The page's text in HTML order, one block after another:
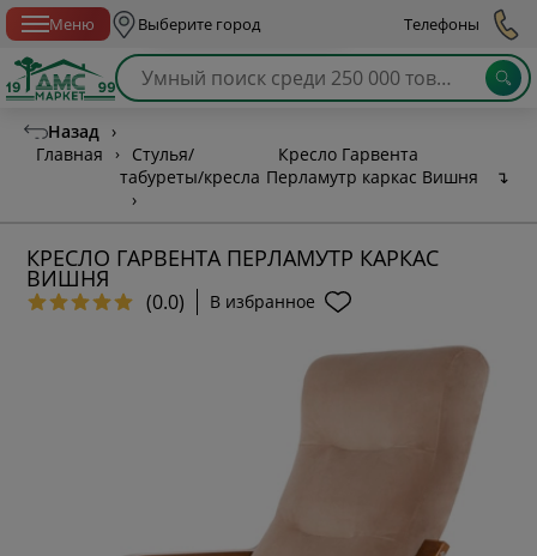
Меню Выберите город Телефоны
Назад ›
Главная
›
Стулья/
табуреты/кресла
›
Кресло Гарвента
Перламутр каркас Вишня
↴
КРЕСЛО ГАРВЕНТА ПЕРЛАМУТР КАРКАС
ВИШНЯ
(0.0) В избранное